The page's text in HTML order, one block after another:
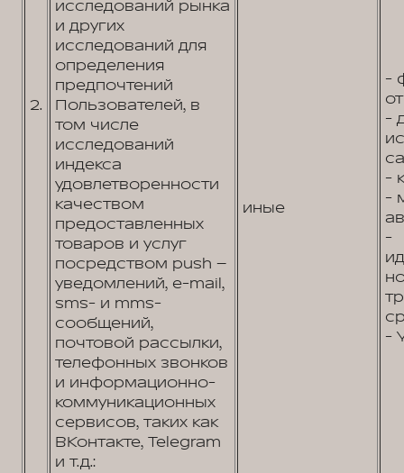
2.
исследований рынка
и других
исследований для
определения
предпочтений
Пользователей, в
том числе
исследований
индекса
удовлетворенности
качеством
предоставленных
товаров и услуг
посредством push –
уведомлений, e-mail,
sms- и mms-
сообщений,
почтовой рассылки,
телефонных звонков
и информационно-
коммуникационных
сервисов, таких как
ВКонтакте, Telegram
и т.д.:
иные
-
-
-
-
-
-